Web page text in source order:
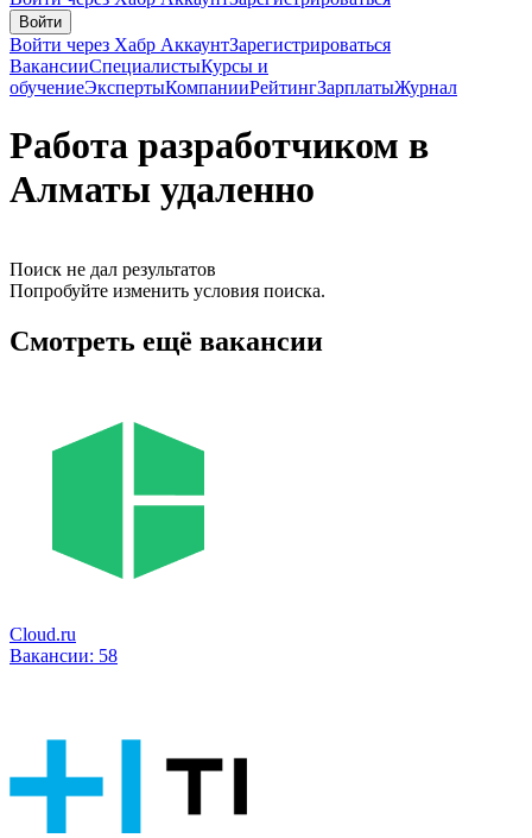
Войти
Войти через Хабр АккаунтЗарегистрироваться
ВакансииСпециалистыКурсы и
обучениеЭкспертыКомпанииРейтингЗарплатыЖурнал
Работа разработчиком в
Алматы удаленно
Поиск не дал результатов
Попробуйте изменить условия поиска.
Смотреть ещё вакансии
Cloud.ru
Вакансии: 58